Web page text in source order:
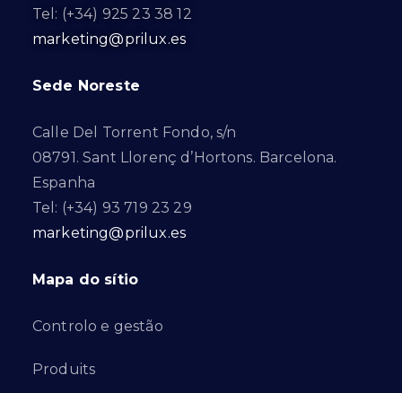
Tel: (+34) 925 23 38 12
marketing@prilux.es
Sede Noreste
Calle Del Torrent Fondo, s/n
08791. Sant Llorenç d’Hortons. Barcelona.
Espanha
Tel: (+34) 93 719 23 29
marketing@prilux.es
Mapa do sítio
Controlo e gestão
Produits